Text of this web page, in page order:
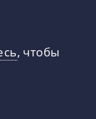
, чтобы